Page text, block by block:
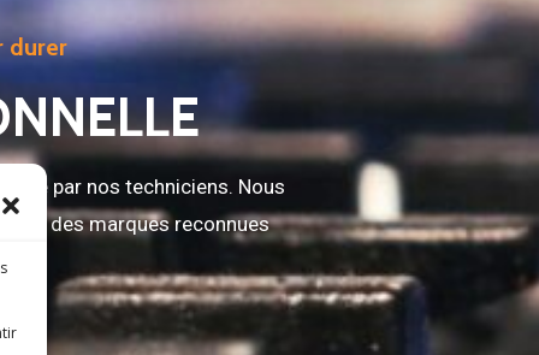
durer
par nos techniciens. Nous
des marques reconnues